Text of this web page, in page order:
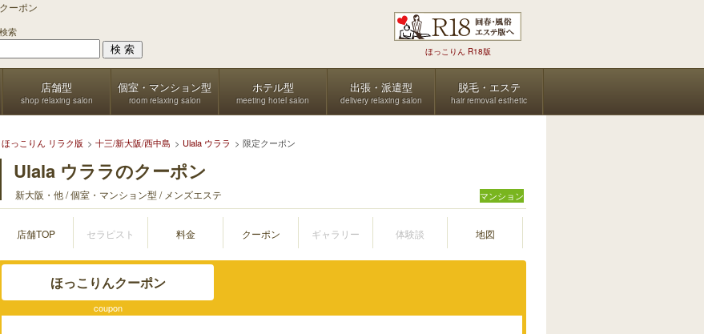
ーポン
ほっこりん R18版
索
店舗型
shop relaxing salon
個室・マンション型
room relaxing salon
ホテル型
meeting hotel salon
出張・派遣型
delivery relaxing salon
脱毛・エステ
hair removal esthetic
ほっこりん リラク版 十三/新大阪/西中島 Ulala ウララ 限定クーポン
Ulala ウララのクーポン
新大阪・他 / 個室・マンション型 / メンズエステ マンション
店舗TOP セラピスト 料金 クーポン ギャラリー 体験談 地図
ほっこりんクーポン
coupon